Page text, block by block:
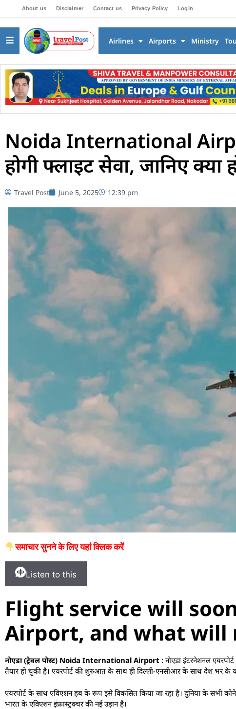
About us Disclaimer Contact us Privacy Policy Login
Airlines Airports Ministry
Noida International
होगी फ्लाइट सेवा, जानिए क्या
Travel Post June 5, 2025 12:39 pm
समाचार सुनने के लिए यहां क्लिक करें
Listen to this
Flight service will
Airport, and what will
नोएडा (ट्रैवल पोस्ट) Noida International Airport : नोएडा इंटरनेशनल
तैयार हो चुकी है। एयरपोर्ट की शुरुआत के साथ ही दिल्ली-एनसीआर के साथ देश भर के
एयरपोर्ट के साथ एविएशन हब के रूप इसे विकसित किया जा रहा है। दुनिया के सभी कोने
भारत के एविएशन इंफ्रास्ट्रक्चर की नई उड़ान है।